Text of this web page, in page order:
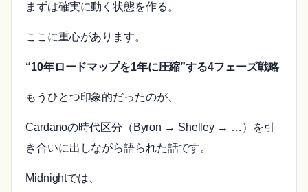
まずは確実に動く状態を作る。
ここに重心があります。
“10年ロードマップを1年に圧縮”する4フェーズ戦略
もうひとつ印象的だったのが、
Cardanoの時代区分（Byron → Shelley → …）を引
き合いに出しながら語られた話です。
Midnightでは、